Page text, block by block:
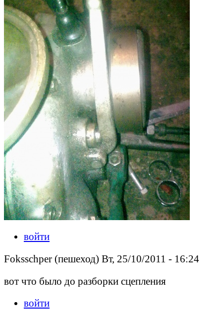
войти
Foksschper (пешеход) Вт, 25/10/2011 - 16:24
вот что было до разборки сцепления
войти